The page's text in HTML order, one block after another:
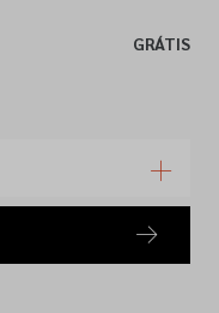
GRÁTIS